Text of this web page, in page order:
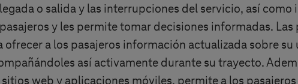
o salida y las interrupciones del servicio, así
y les permite tomar decisiones informadas.
ofrecer a los pasajeros información actualizada sobre
así activamente durante su trayecto.
web y aplicaciones móviles, permite a los